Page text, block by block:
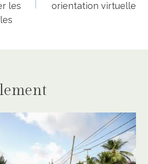
les
orientation virtuelle